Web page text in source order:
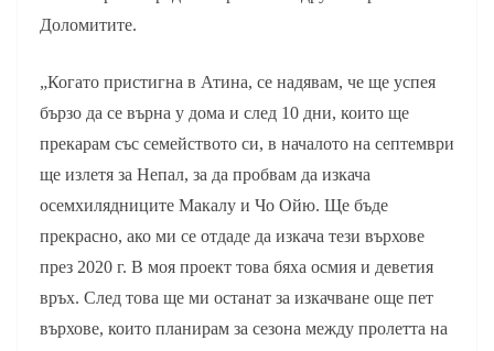
Доломитите.
„Когато пристигна в Атина, се надявам, че ще успея
бързо да се върна у дома и след 10 дни, които ще
прекарам със семейството си, в началото на септември
ще излетя за Непал, за да пробвам да изкача
осемхилядниците Макалу и Чо Ойю. Ще бъде
прекрасно, ако ми се отдаде да изкача тези върхове
през 2020 г. В моя проект това бяха осмия и деветия
връх. След това ще ми останат за изкачване още пет
върхове, които планирам за сезона между пролетта на